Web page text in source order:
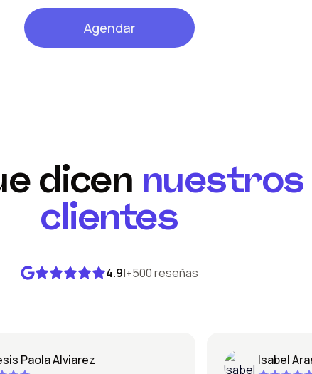
Agendar
dicen nuestros
clientes
4.9|+500 reseñas
Paola Alviarez Isabel Aranda